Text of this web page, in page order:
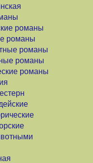
романы
романы
романы
романы
романы